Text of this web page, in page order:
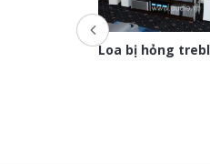
Loa bị hỏng